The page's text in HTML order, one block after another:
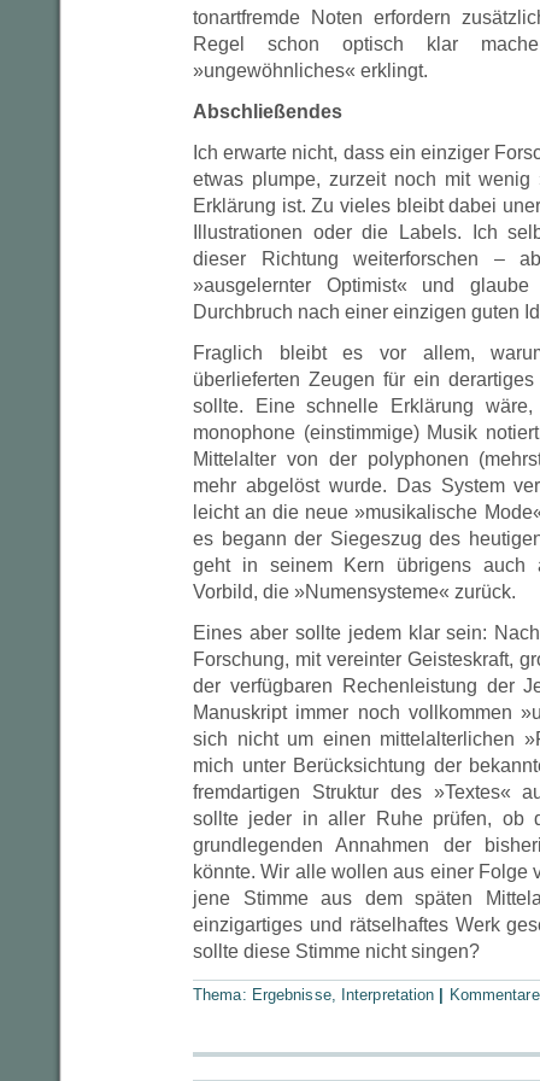
tonartfremde Noten erfordern
Regel schon optisch klar
»ungewöhnliches« erklingt.
Abschließendes
Ich erwarte nicht, dass ein einziger
etwas plumpe, zurzeit noch mit wenig
Erklärung ist. Zu vieles bleibt dabei
Illustrationen oder die Labels. Ich
dieser Richtung weiterforschen –
»ausgelernter Optimist« und
Durchbruch nach einer einzigen guten
Fraglich bleibt es vor allem,
überlieferten Zeugen für ein
sollte. Eine schnelle Erklärung
monophone (einstimmige) Musik
Mittelalter von der polyphonen
mehr abgelöst wurde. Das System
leicht an die neue »musikalische
es begann der Siegeszug des
geht in seinem Kern übrigens auch
Vorbild, die »Numensysteme« zurück.
Eines aber sollte jedem klar sein:
Forschung, mit vereinter Geisteskraft,
der verfügbaren Rechenleistung der
Manuskript immer noch vollkommen
sich nicht um einen mittelalterlichen
mich unter Berücksichtung der
fremdartigen Struktur des »Textes«
sollte jeder in aller Ruhe prüfen, ob
grundlegenden Annahmen der
könnte. Wir alle wollen aus einer Folge
jene Stimme aus dem späten
einzigartiges und rätselhaftes Werk
sollte diese Stimme nicht singen?
Thema: Ergebnisse, Interpretation